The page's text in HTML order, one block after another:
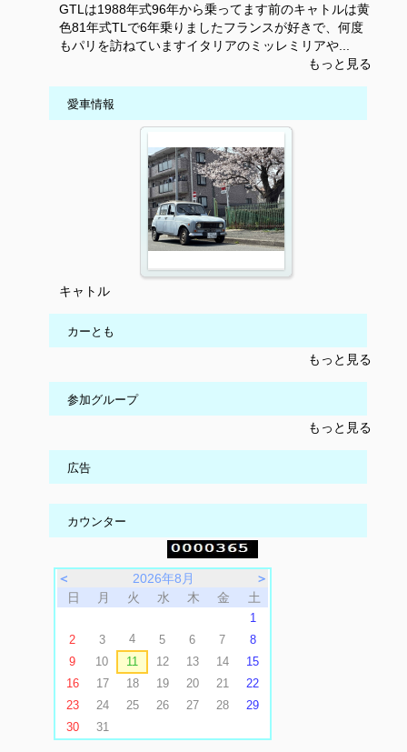
GTLは1988年式96年から乗ってます前のキャトルは黄
色81年式TLで6年乗りましたフランスが好きで、何度
もパリを訪ねていますイタリアのミッレミリアや...
もっと見る
愛車情報
キャトル
カーとも
もっと見る
参加グループ
もっと見る
広告
カウンター
＜ 2026年8月
＞
日
月 火 水 木 金 土
1
2
3 4 5 6 7
8
9
10 11 12 13 14
15
16
17 18 19 20 21
22
23
24 25 26 27 28
29
30
31